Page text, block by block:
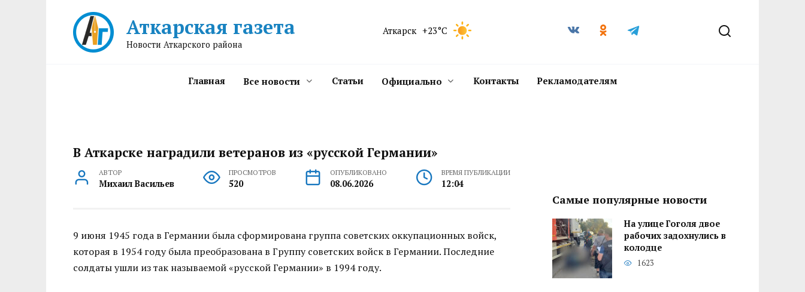
Аткарская газета
Новости Аткарского района
Аткарск +23°C
Главная Все новости Статьи Официально Контакты Рекламодателям
В Аткарске наградили ветеранов из «русской Германии»
АВТОР
Михаил Васильев
ПРОСМОТРОВ
520
ОПУБЛИКОВАНО
08.06.2026
ВРЕМЯ ПУБЛИКАЦИИ
12:04
9 июня 1945 года в Германии была сформирована группа советских оккупационных войск,
которая в 1954 году была преобразована в Группу советских войск в Германии. Последние
солдаты ушли из так называемой «русской Германии» в 1994 году.
Самые популярные новости
На улице Гоголя двое
рабочих задохнулись в
колодце
1623